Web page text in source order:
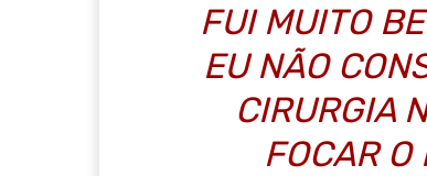
FUI MUITO
EU NÃO
CIRURGIA
FOCAR O